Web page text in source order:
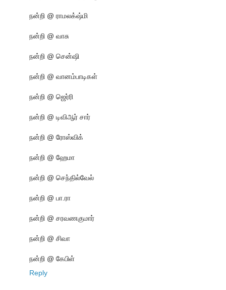
நன்றி @ ராமலக்‌ஷ்மி
நன்றி @ வாசு
நன்றி @ சென்ஷி
நன்றி @ வானம்பாடிகள்
நன்றி @ ஜெர்ரி
நன்றி @ டிவிஆர் சார்
நன்றி @ ரோஸ்விக்
நன்றி @ ஹேமா
நன்றி @ செந்தில்வேல்
நன்றி @ பா.ரா
நன்றி @ சரவணகுமார்
நன்றி @ சிவா
நன்றி @ கேபிள்
Reply